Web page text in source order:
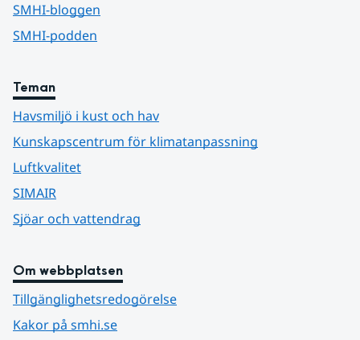
SMHI-bloggen
SMHI-podden
Teman
Havsmiljö i kust och hav
Kunskapscentrum för klimatanpassning
Luftkvalitet
SIMAIR
Sjöar och vattendrag
Om webbplatsen
Tillgänglighetsredogörelse
Kakor på smhi.se